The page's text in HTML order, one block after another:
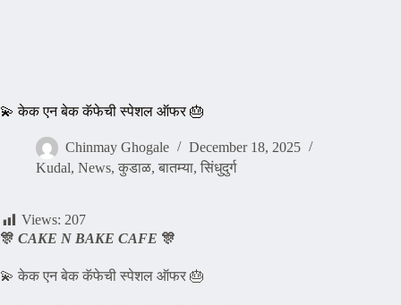
💫 केक एन बेक कॅफेची स्पेशल ऑफर 🎂
Chinmay Ghogale
December 18, 2025
Kudal, News, कुडाळ, बातम्या, सिंधुदुर्ग
Views: 207
🎊 CAKE N BAKE CAFE 🎊
💫 केक एन बेक कॅफेची स्पेशल ऑफर 🎂